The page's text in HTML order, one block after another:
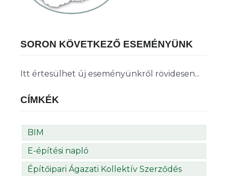
SORON KÖVETKEZŐ ESEMÉNYÜNK
Itt értesülhet új eseményünkről rövidesen...
CÍMKÉK
BIM
E-építési napló
Építőipari Ágazati Kollektív Szerződés